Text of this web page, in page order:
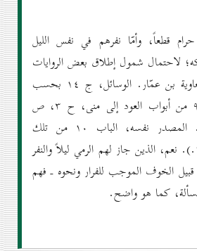
حرام قطعاً، وأمّا نفرهم في نفس الليل
لاحتمال شمول إطلاق بعض الروايات
الناهية لذلك(كصحيح معاوية بن عمّار. الوسائل، ج ۱٤ بحسب
طبعة آل البيت، الباب ۹ من أبواب العود إلى منى، ح ۳، ص
۲۷٤. وصحيح الحلبي. المصدر نفسه، الباب ۱٠ من تلك
الأبواب، ح ۱، ص ۲۷۷.). نعم، الذين جاز لهم الرمي ليلاً والنفر
الخوف الموجب للفرار ونحوه ـ فهم
كما هو واضح.